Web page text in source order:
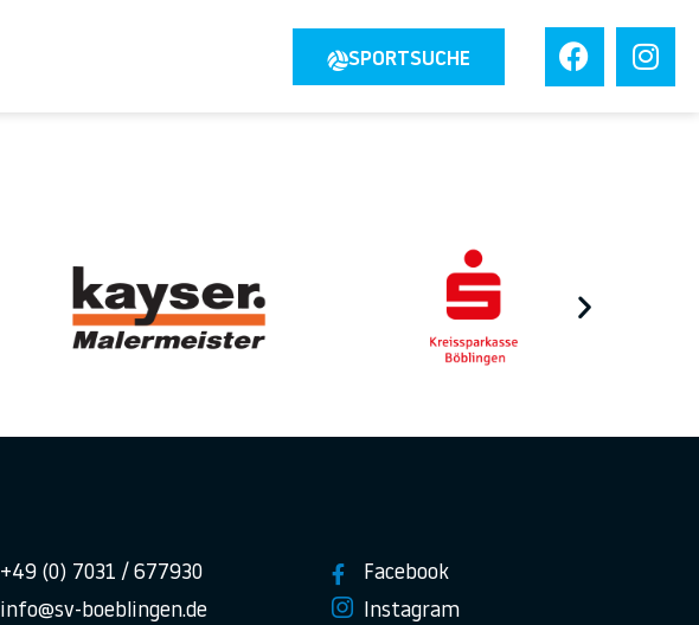
SPORTSUCHE
+49 (0) 7031 / 677930
info@sv-boeblingen.de
Facebook
Instagram